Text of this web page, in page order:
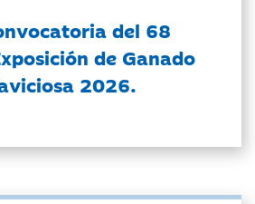
del 68
de Ganado
2026.